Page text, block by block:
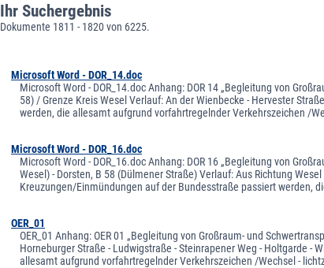
Ihr Suchergebnis
Dokumente 1811 - 1820 von 6225.
Microsoft Word - DOR_14.doc
Microsoft Word - DOR_14.doc Anhang: DOR 14 „Begleitung von
58) / Grenze Kreis Wesel Verlauf: An der Wienbecke - Hervester
werden, die allesamt aufgrund vorfahrtregelnder Verkehrszeichen /
Microsoft Word - DOR_16.doc
Microsoft Word - DOR_16.doc Anhang: DOR 16 „Begleitung von
Wesel) - Dorsten, B 58 (Dülmener Straße) Verlauf: Aus Richtung
Kreuzungen/Einmündungen auf der Bundesstraße passiert werden,
OER_01
OER_01 Anhang: OER 01 „Begleitung von Großraum- und
Horneburger Straße - Ludwigstraße - Steinrapener Weg - Holtgarde
allesamt aufgrund vorfahrtregelnder Verkehrszeichen /Wechsel -